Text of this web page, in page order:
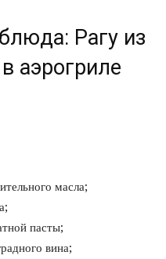
Рагу из
аэрогриле
масла;
пасты;
вина;